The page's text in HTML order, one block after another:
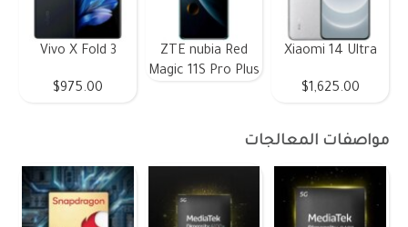
Xiaomi 14 Ultra
$1,625.00
ZTE nubia Red
Magic 11S Pro Plus
Vivo X Fold 3
$975.00
مواصفات المعالجات